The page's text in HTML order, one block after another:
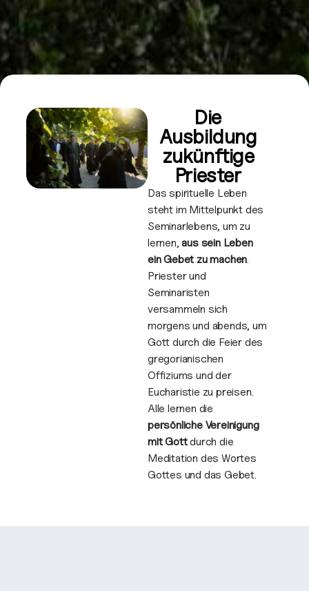
Die
Ausbildung
zukünftige
Priester
Das spirituelle Leben
steht im Mittelpunkt des
Seminarlebens, um zu
lernen,aus sein Leben
ein Gebet zu machen.
Priester und
Seminaristen
versammeln sich
morgens und abends, um
Gott durch die Feier des
gregorianischen
Offiziums und der
Eucharistie zu preisen.
Alle lernen die
persönliche Vereinigung
mit Gottdurch die
Meditation des Wortes
Gottes und das Gebet.